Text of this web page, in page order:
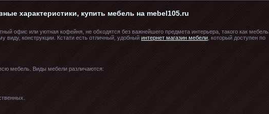
характеристики, купить мебель на mebel105.ru
офис или уютная кофейня, не обходятся без важнейшего предмета интерьера, такого как мебель.
конструкции. Кстати есть отличный, удобный интернет магазин мебели , который доступен по
мебель. Виды мебели различаются: